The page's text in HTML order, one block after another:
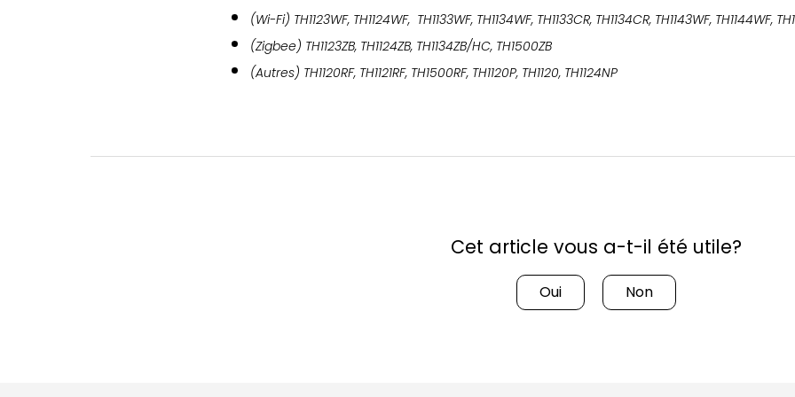
(Wi-Fi) TH1123WF, TH1124WF, TH1133WF, TH1134WF, TH1133CR, TH1134CR, TH1143WF, TH1144WF,
(Zigbee) TH1123ZB, TH1124ZB, TH1134ZB/HC, TH1500ZB
(Autres) TH1120RF, TH1121RF, TH1500RF, TH1120P, TH1120, TH1124NP
Cet article vous a-t-il été utile?
Oui Non